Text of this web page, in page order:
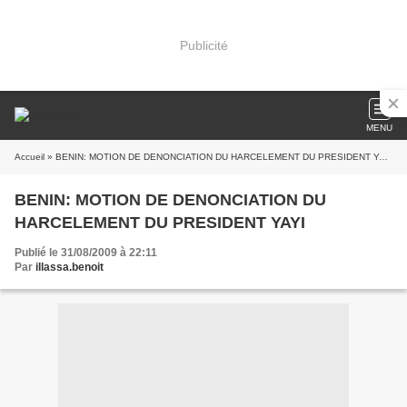
Publicité
MENU
Accueil » BENIN: MOTION DE DENONCIATION DU HARCELEMENT DU PRESIDENT YAYI
BENIN: MOTION DE DENONCIATION DU
HARCELEMENT DU PRESIDENT YAYI
Publié le 31/08/2009 à 22:11
Par illassa.benoit